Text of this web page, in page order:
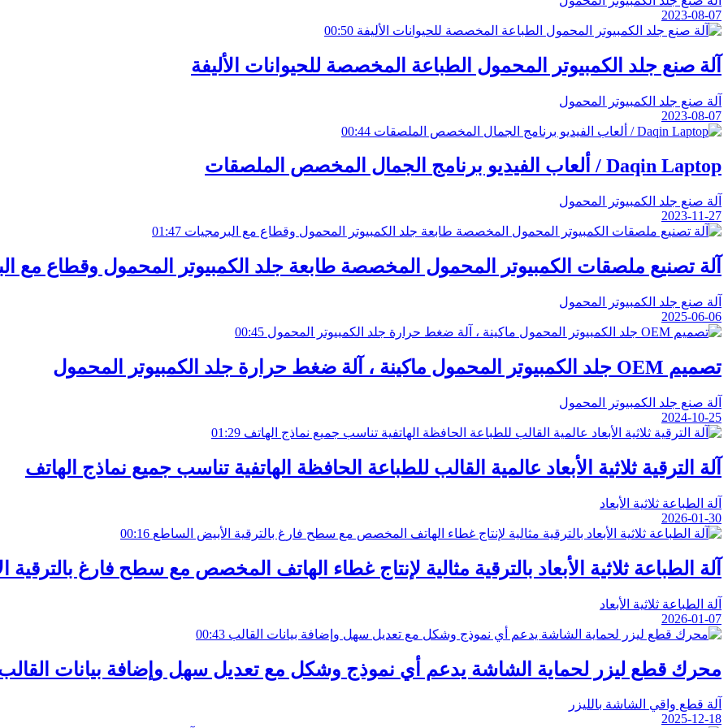
2023-08-07
00:50
آلة صنع جلد الكمبيوتر المحمول الطباعة المخصصة للحيوانات الأليفة
آلة صنع جلد الكمبيوتر المحمول
2023-08-07
00:44
Daqin Laptop / ألعاب الفيديو برنامج الجمال المخصص الملصقات
آلة صنع جلد الكمبيوتر المحمول
2023-11-27
01:47
آلة تصنيع ملصقات الكمبيوتر المحمول المخصصة طابعة جلد الكمبيوتر المحمول وقطاع مع
آلة صنع جلد الكمبيوتر المحمول
2025-06-06
00:45
تصميم OEM جلد الكمبيوتر المحمول ماكينة ، آلة ضغط حرارة جلد الكمبيوتر المحمول
آلة صنع جلد الكمبيوتر المحمول
2024-10-25
01:29
آلة الترقية ثلاثية الأبعاد عالمية القالب للطباعة الحافظة الهاتفية تناسب جميع نماذج الهاتف
آلة الطباعة ثلاثية الأبعاد
2026-01-30
00:16
آلة الطباعة ثلاثية الأبعاد بالترقية مثالية لإنتاج غطاء الهاتف المخصص مع سطح فارغ
آلة الطباعة ثلاثية الأبعاد
2026-01-07
00:43
محرك قطع ليزر لحماية الشاشة يدعم أي نموذج وشكل مع تعديل سهل وإضافة بيانات
آلة قطع واقي الشاشة بالليزر
2025-12-18